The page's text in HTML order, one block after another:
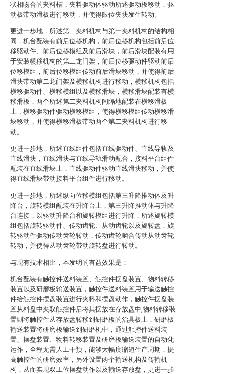
状相吻合的夹料槽，夹料驱动体驱动所述驱动板移动，驱
动板带动滑板进行移动，并使得限位夹块发生转动。
更进一步地，所述第二夹料机构与第一夹料机构的结构相
同，机台配装有前后位移机构，前后位移机构包括前后位
移驱动件、前后位移模组及前后滑块，前后滑块配装有用
于安装横移机构的第二龙门架，前后位移驱动件驱动前后
位移模组，前后位移模组传动前后滑块移动，并使得前后
滑块带动第二龙门架及横移机构进行移动，横移机构包括
横移驱动件、横移模组以及横移滑块，横移滑块配装有横
移滑板，两个所述第二夹料机构间隔地配装在横移滑板
上，横移驱动件驱动横移模组，使得横移模组传动横移滑
块移动，并使得横移滑板带动两个第二夹料机构进行移
动。
更进一步地，所述直线组件包括直线驱动件、直线导轨及
直线滑块，直线滑块与直线导轨滑动配合，接料平台组件
配装在直线滑块上，直线驱动件驱动直线滑块移动，并使
得直线滑块带动接料平台组件进行移动。
更进一步地，所述纵向位移模组包括第三升降推动体及升
降台，旋转模组配装在升降台上，第三升降推动体与升降
台连接，以驱动升降台和旋转模组进行升降，所述旋转模
组包括旋转驱动件、传动齿轮、从动齿轮以及旋转盘，旋
转驱动件驱动传动齿轮转动，传动齿轮啮合传动从动齿轮
转动，并使得从动齿轮带动旋转盘进行转动。
与现有技术相比，本发明的有益效果是：
机台配装有触控件送料装置、触控件摆盘装置、物料转移
装置以及研磨板输送装置，触控件送料装置用于输送触控
件给触控件摆盘装置进行夹料和摆盘动作，触控件摆盘装
置从料盘中夹取触控件后将其摆放在存放盘中,物料转移装
置则将触控件从存放盘转移到研磨板的治具板上，研磨板
输送装置将研磨板输送到研磨机中，通过触控件送料装
置、摆盘装置、物料转移装置及研磨板输送装置的自动化
运作，全程无需人工干预，能够大幅度缩短生产周期，提
高触控件的研磨效率，另外设置两个输送机构及传输机
构，从而实现双工位摆盘动作以及输送存放盘，更进一步